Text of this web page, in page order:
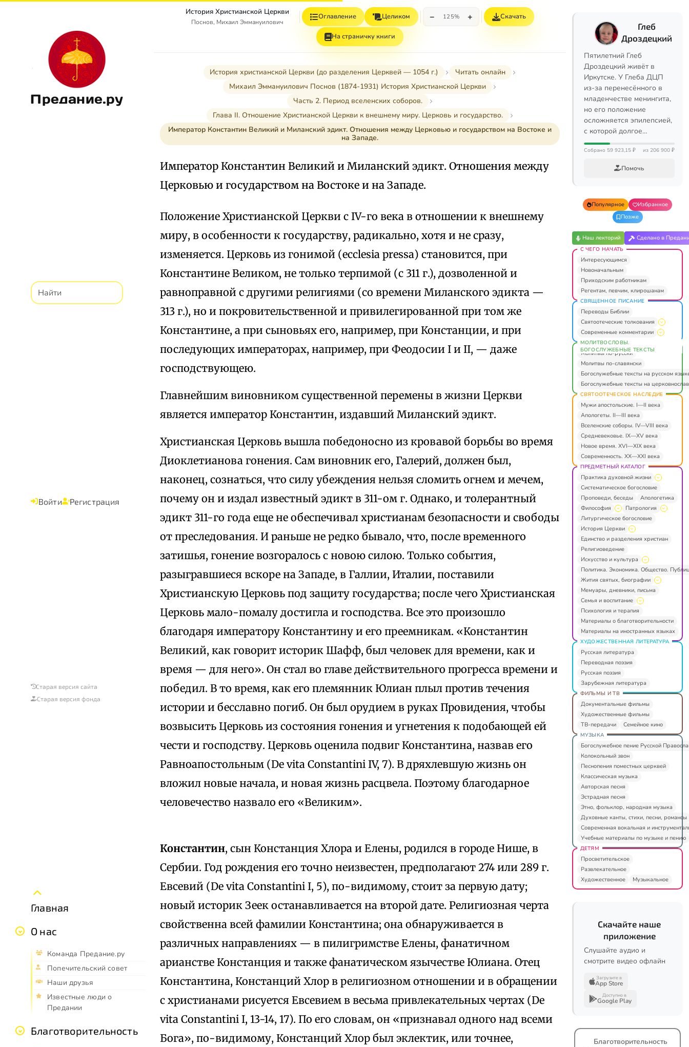
Предание.ру
Войти Регистрация
Старая версия сайта
Старая версия фонда
Главная
О нас
Команда Предание.ру
Попечительский совет
Наши друзья
Известные люди о
Предании
Благотворительность
История Христианской Церкви
Поснов, Михаил Эммануилович
Оглавление Целиком − 125% + Скачать
На страничку книги
История христианской Церкви (до разделения Церквей — 1054 г.)
Читать онлайн
Михаил Эммануилович Поснов (1874-1931) История Христианской Церкви
Часть 2. Период вселенских соборов.
Глава II. Отношение Христианской Церкви к внешнему миру. Церковь и государство.
Император Константин Великий и Миланский эдикт. Отношения между Церковью и государством на Востоке и
на Западе.
Император Константин Великий и Миланский эдикт. Отношения между
Церковью и государством на Востоке и на Западе.
Положение Христианской Церкви с IV-го века в отношении к внешнему
миру, в особенности к государству, радикально, хотя и не сразу,
изменяется. Церковь из гонимой (ecclesia pressa) становится, при
Константине Великом, не только терпимой (с 311 г.), дозволенной и
равноправной с другими религиями (со времени Миланского эдикта —
313 г.), но и покровительственной и привилегированной при том же
Константине, а при сыновьях его, например, при Констанции, и при
последующих императорах, например, при Феодосии I и II, — даже
господствующею.
Главнейшим виновником существенной перемены в жизни Церкви
является император Константин, издавший Миланский эдикт.
Христианская Церковь вышла победоносно из кровавой борьбы во время
Диоклетианова гонения. Сам виновник его, Галерий, должен был,
наконец, сознаться, что силу убеждения нельзя сломить огнем и мечем,
почему он и издал известный эдикт в 311-ом г. Однако, и толерантный
эдикт 311-го года еще не обеспечивал христианам безопасности и свободы
от преследования. И раньше не редко бывало, что, после временного
затишья, гонение возгоралось с новою силою. Только события,
разыгравшиеся вскоре на Западе, в Галлии, Италии, поставили
Христианскую Церковь под защиту государства; после чего Христианская
Церковь мало-помалу достигла и господства. Все это произошло
благодаря императору Константину и его преемникам. «Константин
Великий, как говорит историк Шафф, был человек для времени, как и
время — для него». Он стал во главе действительного прогресса времени и
победил. В то время, как его племянник Юлиан плыл против течения
истории и бесславно погиб. Он был орудием в руках Провидения, чтобы
возвысить Церковь из состояния гонения и угнетения к подобающей ей
чести и господству. Церковь оценила подвиг Константина, назвав его
Равноапостольным (De vita Constantini IV, 7). В дряхлевшую жизнь он
вложил новые начала, и новая жизнь расцвела. Поэтому благодарное
человечество назвало его «Великим».
Константин, сын Констанция Хлора и Елены, родился в городе Нише, в
Сербии. Год рождения его точно неизвестен, предполагают 274 или 289 г.
Евсевий (De vita Constantini I, 5), по-видимому, стоит за первую дату;
новый историк Зеек останавливается на второй дате. Религиозная черта
свойственна всей фамилии Константина; она обнаруживается в
различных направлениях — в пилигримстве Елены, фанатичном
арианстве Констанция и также фанатическом язычестве Юлиана. Отец
Константина, Констанций Хлор в религиозном отношении и в обращении
с христианами рисуется Евсевием в весьма привлекательных чертах (De
vita Constantini I, 13-14, 17). По его словам, он «признавал одного над всеми
Бога», по-видимому, Констанций Хлор был эклектик, или точнее,
Глеб
Дроздецкий
Пятилетний Глеб
Дроздецкий живёт в
Иркутске. У Глеба ДЦП
из-за перенесённого в
младенчестве менингита,
но его положение
осложняется эпилепсией,
с которой долгое…
Собрано 59 923,15 ₽ из 206 900 ₽
Помочь
Популярное
Избранное
Позже
Наш лекторий Сделано в
С ЧЕГО НАЧАТЬ
Интересующимся
Новоначальным
Приходским работникам
Регентам, певчим, клирошанам
СВЯЩЕННОЕ ПИСАНИЕ
Переводы Библии
Святоотеческие толкования
Современные комментарии
МОЛИТВОСЛОВЫ.
БОГОСЛУЖЕБНЫЕ ТЕКСТЫ
Молитвы по-русски
Молитвы по-славянски
Богослужебные тексты на русском
Богослужебные тексты на
СВЯТООТЕЧЕСКОЕ НАСЛЕДИЕ
Мужи апостольские. I—II века
Апологеты. II—III века
Вселенские соборы. IV—VIII века
Средневековье. IX—XV века
Новое время. XVI—XIX века
Современность. XX—XXI века
ПРЕДМЕТНЫЙ КАТАЛОГ
Практика духовной жизни
Систематическое богословие
Проповеди, беседы
Апологетика
Философия
Патрология
Литургическое богословие
История Церкви
Единство и разделения христиан
Религиоведение
Искусство и культура
Политика. Экономика. Общество.
Жития святых, биографии
Мемуары, дневники, письма
Семья и воспитание
Психология и терапия
Материалы о благотворительности
Материалы на иностранных языках
ХУДОЖЕСТВЕННАЯ ЛИТЕРАТУРА
Русская литература
Переводная поэзия
Русская поэзия
Зарубежная литература
ФИЛЬМЫ И ТВ
Документальные фильмы
Художественные фильмы
ТВ-передачи
Семейное кино
МУЗЫКА
Богослужебное пение Русской
Колокольный звон
Песнопения поместных церквей
Классическая музыка
Авторская песня
Эстрадная песня
Этно, фольклор, народная музыка
Духовные канты, стихи, песни, романсы
Современная вокальная и
Учебные материалы по музыке и пению
ДЕТЯМ
Просветительское
Развлекательное
Художественное
Музыкальное
Скачайте наше
приложение
Слушайте аудио и
смотрите видео офлайн
Загрузите в
App Store
Доступно в
Google Play
Благотворительность